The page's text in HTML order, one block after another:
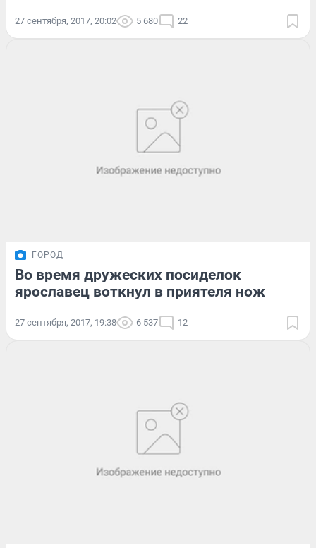
27 сентября, 2017, 20:02 5 680 22
ГОРОД
Во время дружеских посиделок
ярославец воткнул в приятеля нож
27 сентября, 2017, 19:38 6 537 12